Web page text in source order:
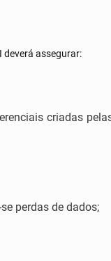
deverá assegurar:
criadas
perdas de dados;